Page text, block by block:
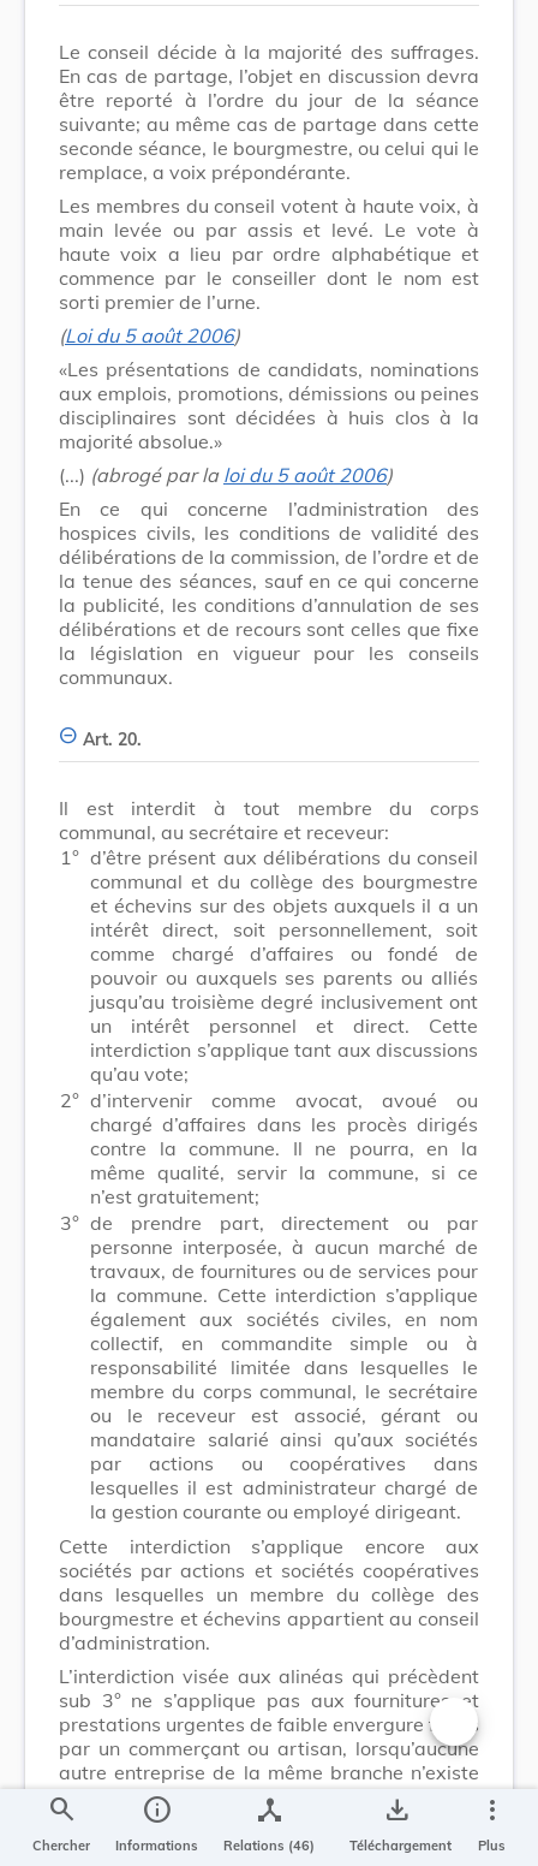
Le conseil décide à la majorité des suffrages.
En cas de partage, l’objet en discussion devra
être reporté à l’ordre du jour de la séance
suivante; au même cas de partage dans cette
seconde séance, le bourgmestre, ou celui qui le
remplace, a voix prépondérante.
Les membres du conseil votent à haute voix, à
main levée ou par assis et levé. Le vote à
haute voix a lieu par ordre alphabétique et
commence par le conseiller dont le nom est
sorti premier de l’urne.
(Loi du 5 août 2006)
«Les présentations de candidats, nominations
aux emplois, promotions, démissions ou peines
disciplinaires sont décidées à huis clos à la
majorité absolue.»
(...) (abrogé par la loi du 5 août 2006)
En ce qui concerne l’administration des
hospices civils, les conditions de validité des
délibérations de la commission, de l’ordre et de
la tenue des séances, sauf en ce qui concerne
la publicité, les conditions d’annulation de ses
délibérations et de recours sont celles que fixe
la législation en vigueur pour les conseils
communaux.
Art. 20.
Il est interdit à tout membre du corps
communal, au secrétaire et receveur:
1° d’être présent aux délibérations du conseil
communal et du collège des bourgmestre
et échevins sur des objets auxquels il a un
intérêt direct, soit personnellement, soit
comme chargé d’affaires ou fondé de
pouvoir ou auxquels ses parents ou alliés
jusqu’au troisième degré inclusivement ont
un intérêt personnel et direct. Cette
interdiction s’applique tant aux discussions
qu’au vote;
2° d’intervenir comme avocat, avoué ou
chargé d’affaires dans les procès dirigés
contre la commune. Il ne pourra, en la
même qualité, servir la commune, si ce
n’est gratuitement;
3° de prendre part, directement ou par
personne interposée, à aucun marché de
travaux, de fournitures ou de services pour
la commune. Cette interdiction s’applique
également aux sociétés civiles, en nom
collectif, en commandite simple ou à
responsabilité limitée dans lesquelles le
membre du corps communal, le secrétaire
ou le receveur est associé, gérant ou
mandataire salarié ainsi qu’aux sociétés
par actions ou coopératives dans
lesquelles il est administrateur chargé de
la gestion courante ou employé dirigeant.
Cette interdiction s’applique encore aux
sociétés par actions et sociétés coopératives
dans lesquelles un membre du collège des
bourgmestre et échevins appartient au conseil
d’administration.
L’interdiction visée aux alinéas qui précèdent
sub 3° ne s’applique pas aux fournitures et
prestations urgentes de faible envergure faites
par un commerçant ou artisan, lorsqu’aucune
autre entreprise de la même branche n’existe
dans la commune ou dans le voisinage.
Elle ne s’applique pas non plus aux sociétés
visées à l’article 13 de laloi modifiée du 14
Changer la
search
Chercher
info
Informations
device_hub
Relations (46)
save_alt
Téléchargement
more_vert
Plus